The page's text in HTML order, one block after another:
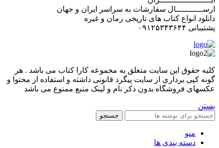
ارســـــــــــال سفارشات به سراسر ایران و جهان
دانلود انواع کتاب های تاریخی رمان و غیره
پشتیبانی ۰۹۱۲۵۳۴۳۶۴۴
کليه حقوق اين سايت متعلق به مجموعه کارا کتاب می باشد . هر
گونه کپی برداری از سایت پیگرد قانونی داشته و استفاده از محتوا و
عکسهای فروشگاه بدون ذکر نام و لینک منبع ممنوع می باشد
بستن
جستجو
منو
دسته بندی ها